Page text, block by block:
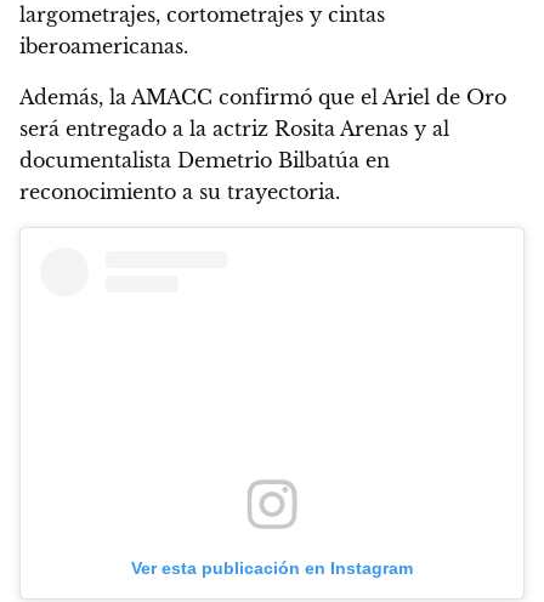
largometrajes, cortometrajes y cintas
iberoamericanas.
Además, la AMACC confirmó que el Ariel de Oro
será entregado a la actriz Rosita Arenas y al
documentalista Demetrio Bilbatúa en
reconocimiento a su trayectoria.
Ver esta publicación en Instagram